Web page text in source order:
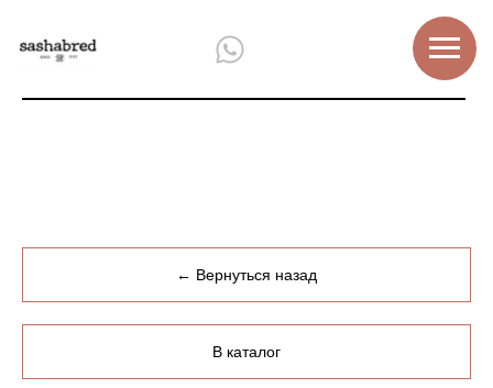
← Вернуться назад
В каталог